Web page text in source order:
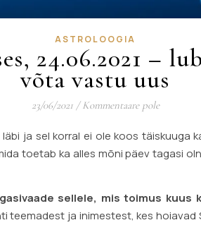
ASTROLOOGIA
24.06.2021 –
võta vastu uus
23/06/2021 / Kommentaare pole
ja sel korral ei ole koos täiskuuga
toetab ka alles mõni päev tagasi
sellele, mis toimus kuus
teemadest ja inimestest, kes hoiavad